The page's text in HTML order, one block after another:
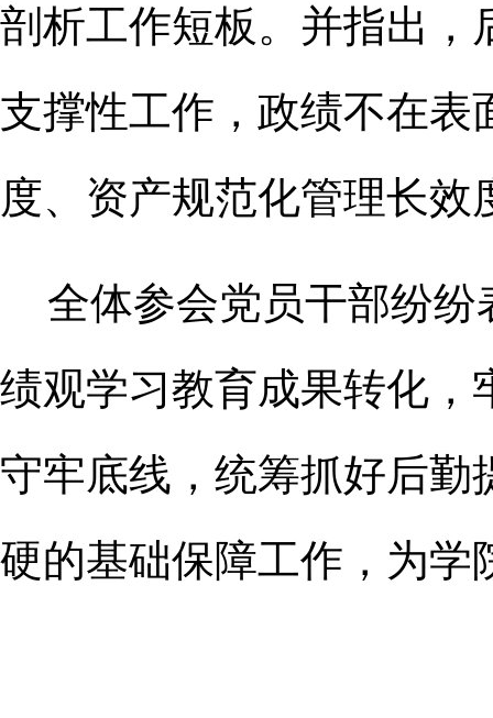
剖析工作短板。并指出，
支撑性工作，政绩不在表
度、资产规范化管理长
全体参会党员干部纷
绩观学习教育成果转化，
守牢底线，统筹抓好后
硬的基础保障工作，为学